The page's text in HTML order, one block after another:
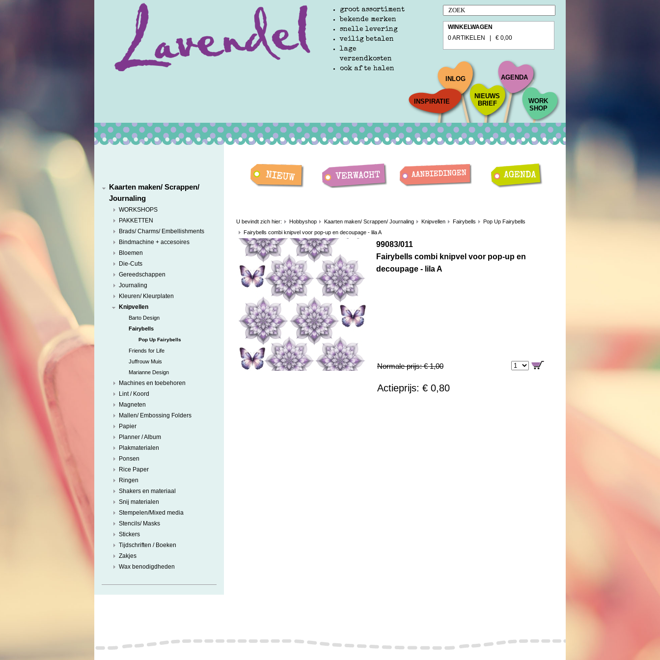
groot assortiment
bekende merken
snelle levering
veilig betalen
lage
verzendkosten
ook af te halen
WINKELWAGEN
0 ARTIKELEN | € 0,00
INSPIRATIE
INLOG
NIEUWS
BRIEF
AGENDA
WORK
SHOP
Kaarten maken/ Scrappen/
Journaling
WORKSHOPS
PAKKETTEN
Brads/ Charms/ Embellishments
Bindmachine + accesoires
Bloemen
Die-Cuts
Gereedschappen
Journaling
Kleuren/ Kleurplaten
Knipvellen
Barto Design
Fairybells
Pop Up Fairybells
Friends for Life
Juffrouw Muis
Marianne Design
Machines en toebehoren
Lint / Koord
Magneten
Mallen/ Embossing Folders
Papier
Planner / Album
Plakmaterialen
Ponsen
Rice Paper
Ringen
Shakers en materiaal
Snij materialen
Stempelen/Mixed media
Stencils/ Masks
Stickers
Tijdschriften / Boeken
Zakjes
Wax benodigdheden
U bevindt zich hier: Hobbyshop Kaarten maken/ Scrappen/ Journaling Knipvellen Fairybells
Pop Up Fairybells
Fairybells combi knipvel voor pop-up en decoupage - lila A
99083/011
Fairybells combi knipvel voor pop-up en
decoupage - lila A
Normale prijs: € 1,00
Actieprijs: € 0,80